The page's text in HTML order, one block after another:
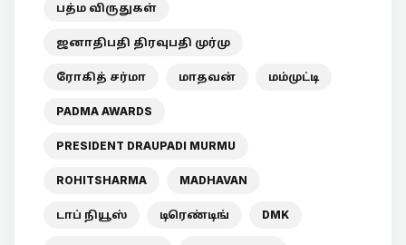
பத்ம விருதுகள்
ஜனாதிபதி திரவுபதி முர்மு
ரோகித் சர்மா மாதவன் மம்முட்டி
PADMA AWARDS
PRESIDENT DRAUPADI MURMU
ROHITSHARMA MADHAVAN
டாப் நியூஸ் டிரெண்டிங் DMK